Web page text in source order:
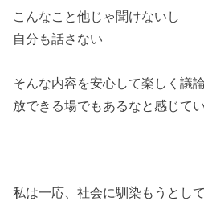
こんなこと他じゃ聞けないし
自分も話さない
そんな内容を安心して楽しく議
放できる場でもあるなと感じて
私は一応、社会に馴染もうとし